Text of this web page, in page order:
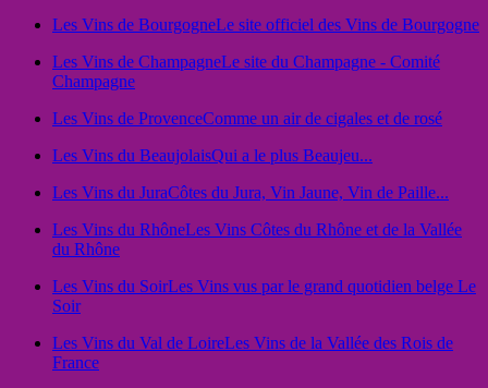
Les Vins de BourgogneLe site officiel des Vins de Bourgogne
Les Vins de ChampagneLe site du Champagne - Comité
Champagne
Les Vins de ProvenceComme un air de cigales et de rosé
Les Vins du BeaujolaisQui a le plus Beaujeu...
Les Vins du JuraCôtes du Jura, Vin Jaune, Vin de Paille...
Les Vins du RhôneLes Vins Côtes du Rhône et de la Vallée
du Rhône
Les Vins du SoirLes Vins vus par le grand quotidien belge Le
Soir
Les Vins du Val de LoireLes Vins de la Vallée des Rois de
France